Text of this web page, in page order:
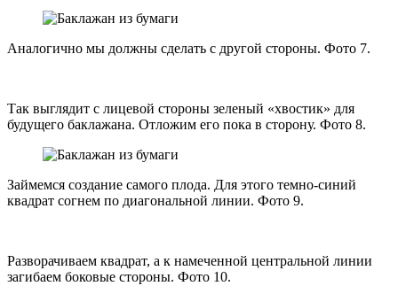
Аналогично мы должны сделать с другой стороны. Фото 7.
Так выглядит с лицевой стороны зеленый «хвостик» для
будущего баклажана. Отложим его пока в сторону. Фото 8.
Займемся создание самого плода. Для этого темно-синий
квадрат согнем по диагональной линии. Фото 9.
Разворачиваем квадрат, а к намеченной центральной линии
загибаем боковые стороны. Фото 10.